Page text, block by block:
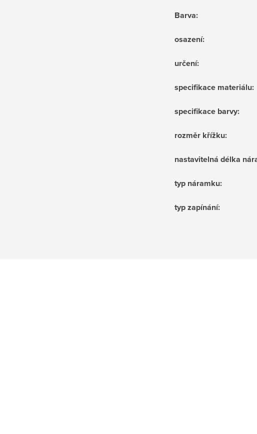
Barva:
osazení:
určení:
specifikace materiálu:
specifikace barvy:
rozměr křížku:
nastavitelná délka
typ náramku:
typ zapínání: